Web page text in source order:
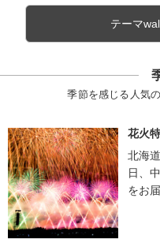
テーマ
季節を感じる人気
花火
北海
日、
をお